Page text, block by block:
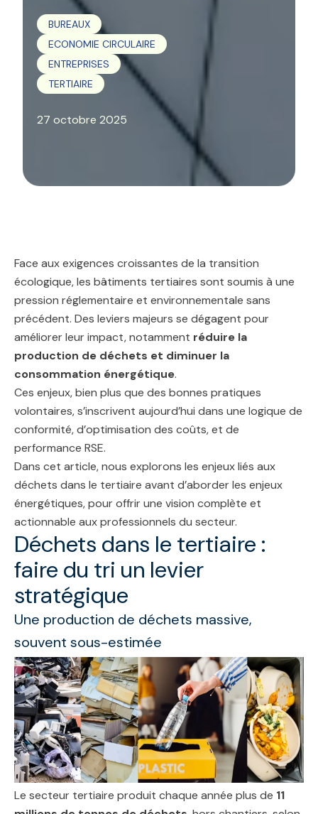
BUREAUX
ECONOMIE CIRCULAIRE
ENTREPRISES
TERTIAIRE
27 octobre 2025
Face aux exigences croissantes de la transition
écologique, les bâtiments tertiaires sont soumis à une
pression réglementaire et environnementale sans
précédent. Des leviers majeurs se dégagent pour
améliorer leur impact, notamment réduire la
production de déchets et diminuer la
consommation énergétique.
Ces enjeux, bien plus que des bonnes pratiques
volontaires, s’inscrivent aujourd’hui dans une logique de
conformité, d’optimisation des coûts, et de
performance RSE.
Dans cet article, nous explorons les enjeux liés aux
déchets dans le tertiaire avant d’aborder les enjeux
énergétiques, pour offrir une vision complète et
actionnable aux professionnels du secteur.
Déchets dans le tertiaire :
faire du tri un levier
stratégique
Une production de déchets massive,
souvent sous-estimée
Le secteur tertiaire produit chaque année plus de 11